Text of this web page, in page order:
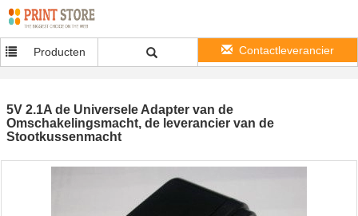
Producten Contactleverancier
5V 2.1A de Universele Adapter van de
Omschakelingsmacht, de leverancier van de
Stootkussenmacht